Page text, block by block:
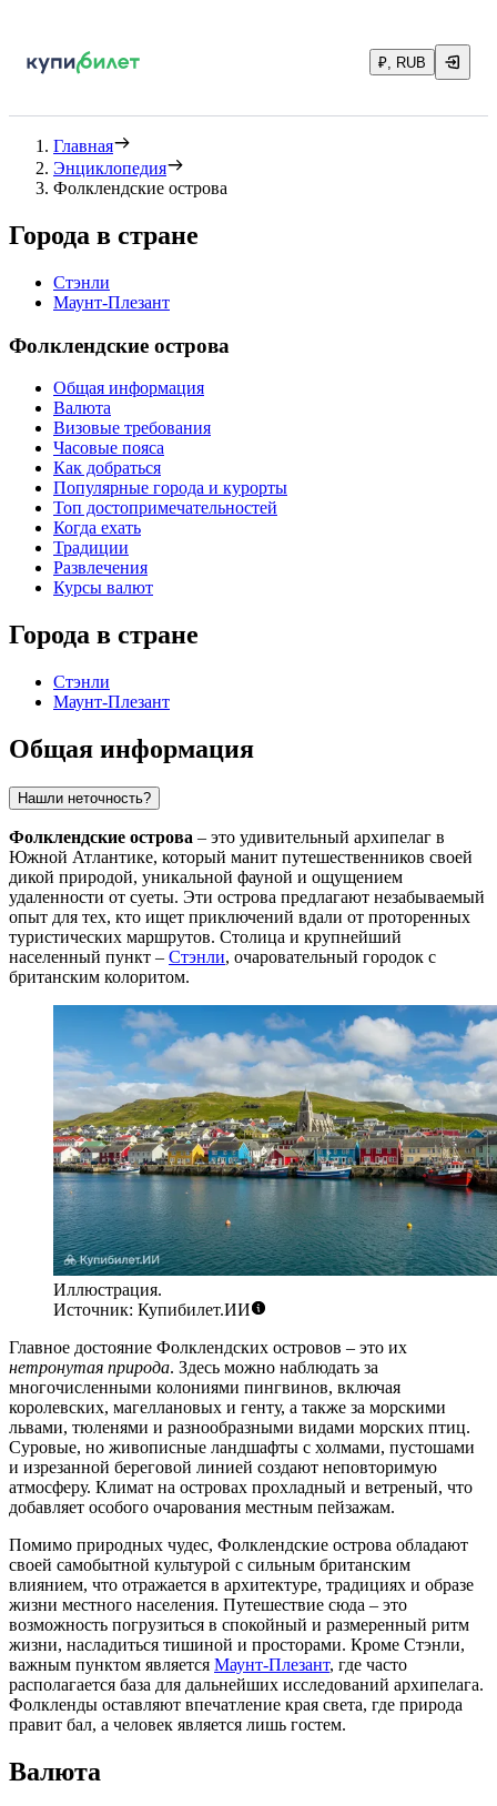
₽, RUB
Главная
Энциклопедия
Фолклендские острова
Города в стране
Стэнли
Маунт-Плезант
Фолклендские острова
Общая информация
Валюта
Визовые требования
Часовые пояса
Как добраться
Популярные города и курорты
Топ достопримечательностей
Когда ехать
Традиции
Развлечения
Курсы валют
Города в стране
Стэнли
Маунт-Плезант
Общая информация
Нашли неточность?
Фолклендские острова – это удивительный архипелаг в
Южной Атлантике, который манит путешественников своей
дикой природой, уникальной фауной и ощущением
удаленности от суеты. Эти острова предлагают незабываемый
опыт для тех, кто ищет приключений вдали от проторенных
туристических маршрутов. Столица и крупнейший
населенный пункт – Стэнли, очаровательный городок с
британским колоритом.
Иллюстрация.
Источник: Купибилет.ИИ
Главное достояние Фолклендских островов – это их
нетронутая природа. Здесь можно наблюдать за
многочисленными колониями пингвинов, включая
королевских, магеллановых и генту, а также за морскими
львами, тюленями и разнообразными видами морских птиц.
Суровые, но живописные ландшафты с холмами, пустошами
и изрезанной береговой линией создают неповторимую
атмосферу. Климат на островах прохладный и ветреный, что
добавляет особого очарования местным пейзажам.
Помимо природных чудес, Фолклендские острова обладают
своей самобытной культурой с сильным британским
влиянием, что отражается в архитектуре, традициях и образе
жизни местного населения. Путешествие сюда – это
возможность погрузиться в спокойный и размеренный ритм
жизни, насладиться тишиной и просторами. Кроме Стэнли,
важным пунктом является Маунт-Плезант, где часто
располагается база для дальнейших исследований архипелага.
Фолкленды оставляют впечатление края света, где природа
правит бал, а человек является лишь гостем.
Валюта